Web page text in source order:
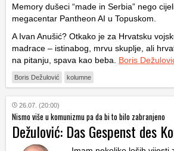
Memory dušeci “made in Serbia” nego
megacentar Pantheon AI u Topuskom.
A Ivan Anušić? Otkako je za Hrvatsku
madrace – istinabog, mrvu skuplje, ali
na pitanju, spava kao beba. Boris
Boris Dežulović kolumne
26.07. (20:00)
Nismo više u komunizmu pa da bi to bilo zabranjeno
Dežulović: Das Gespenst des